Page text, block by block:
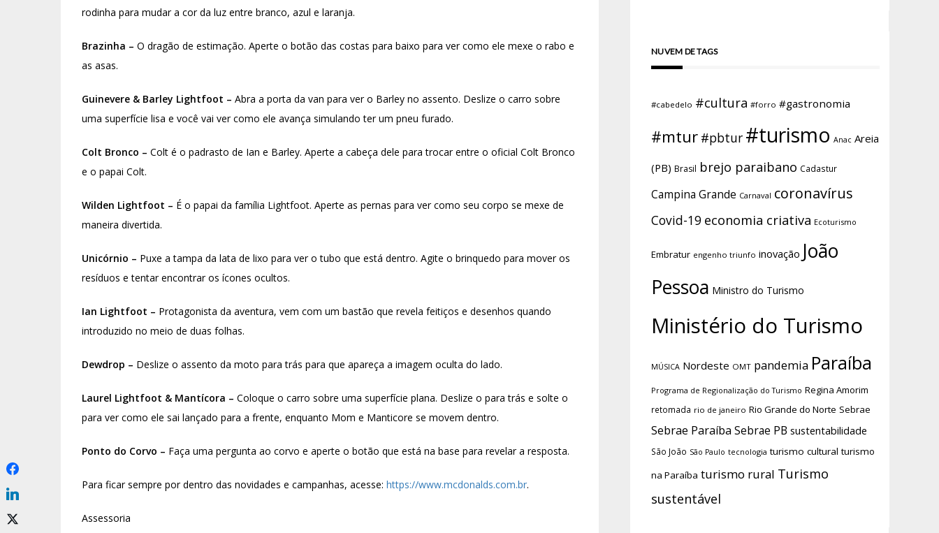
rodinha para mudar a cor da luz entre branco, azul e laranja.
Brazinha – O dragão de estimação. Aperte o botão das costas para baixo para ver como ele mexe o rabo e
as asas.
Guinevere & Barley Lightfoot – Abra a porta da van para ver o Barley no assento. Deslize o carro sobre
uma superfície lisa e você vai ver como ele avança simulando ter um pneu furado.
Colt Bronco – Colt é o padrasto de Ian e Barley. Aperte a cabeça dele para trocar entre o oficial Colt Bronco
e o papai Colt.
Wilden Lightfoot – É o papai da família Lightfoot. Aperte as pernas para ver como seu corpo se mexe de
maneira divertida.
Unicórnio – Puxe a tampa da lata de lixo para ver o tubo que está dentro. Agite o brinquedo para mover os
resíduos e tentar encontrar os ícones ocultos.
Ian Lightfoot – Protagonista da aventura, vem com um bastão que revela feitiços e desenhos quando
introduzido no meio de duas folhas.
Dewdrop – Deslize o assento da moto para trás para que apareça a imagem oculta do lado.
Laurel Lightfoot & Mantícora – Coloque o carro sobre uma superfície plana. Deslize o para trás e solte o
para ver como ele sai lançado para a frente, enquanto Mom e Manticore se movem dentro.
Ponto do Corvo – Faça uma pergunta ao corvo e aperte o botão que está na base para revelar a resposta.
Para ficar sempre por dentro das novidades e campanhas, acesse: https://www.mcdonalds.com.br.
Assessoria
NUVEM DE TAGS
#cabedelo #cultura #forro #gastronomia
#mtur #pbtur #turismo Anac Areia
(PB) Brasil brejo paraibano Cadastur
Campina Grande Carnaval coronavírus
Covid-19 economia criativa Ecoturismo
Embratur engenho triunfo inovação João
Pessoa Ministro do Turismo
Ministério do Turismo
MÚSICA Nordeste OMT pandemia Paraíba
Programa de Regionalização do Turismo Regina Amorim
retomada rio de janeiro Rio Grande do Norte Sebrae
Sebrae Paraíba Sebrae PB sustentabilidade
São João São Paulo tecnologia turismo cultural turismo
na Paraíba turismo rural Turismo
sustentável